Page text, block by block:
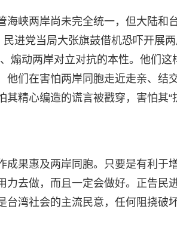
海峡两岸尚未完全统一，但大陆和
进党当局大张旗鼓借机恐吓开展
煽动两岸对立对抗的本性。他们这
他们在害怕两岸同胞走近走亲、结
精心编造的谎言被戳穿，害怕其“
成果惠及两岸同胞。只要是有利于
力去做，而且一定会做好。正告民
台湾社会的主流民意，任何阻挠破